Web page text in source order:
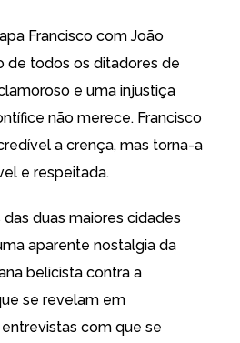
Francisco com João
de todos os ditadores de
e uma injustiça
não merece. Francisco
a crença, mas torna-a
e respeitada.
das duas maiores cidades
aparente nostalgia da
belicista contra a
se revelam em
com que se